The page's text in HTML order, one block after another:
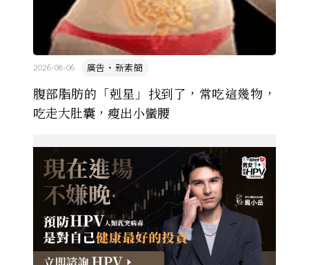
腹部脂肪的「剋星」找到了，常吃這幾物，
吃走大肚囊，瘦出小蠻腰
廣告・新素簡
2026-08-06